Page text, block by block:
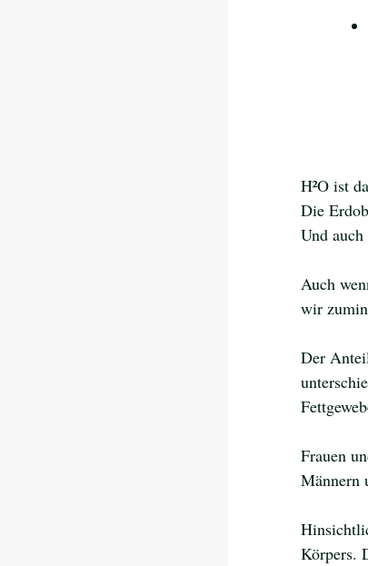
H²O ist
Die
Und
Auch
wir
Der
Frauen
Männern
Körpers.